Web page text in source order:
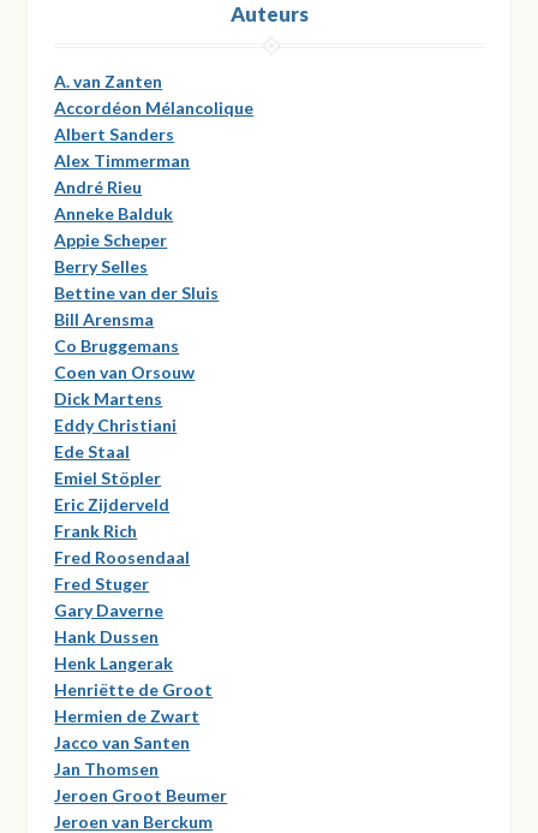
Auteurs
A. van Zanten
Accordéon Mélancolique
Albert Sanders
Alex Timmerman
André Rieu
Anneke Balduk
Appie Scheper
Berry Selles
Bettine van der Sluis
Bill Arensma
Co Bruggemans
Coen van Orsouw
Dick Martens
Eddy Christiani
Ede Staal
Emiel Stöpler
Eric Zijderveld
Frank Rich
Fred Roosendaal
Fred Stuger
Gary Daverne
Hank Dussen
Henk Langerak
Henriëtte de Groot
Hermien de Zwart
Jacco van Santen
Jan Thomsen
Jeroen Groot Beumer
Jeroen van Berckum